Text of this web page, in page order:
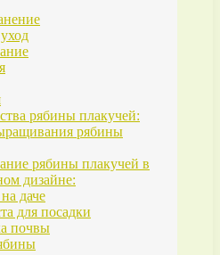
рябины плакучей:
рябины
рябины плакучей в
дизайне:
даче
для посадки
почвы